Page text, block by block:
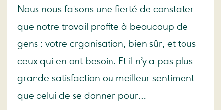
Nous nous faisons une fierté de constater
que notre travail profite à beaucoup de
gens : votre organisation, bien sûr, et tous
ceux qui en ont besoin. Et il n’y a pas plus
grande satisfaction ou meilleur sentiment
que celui de se donner pour…